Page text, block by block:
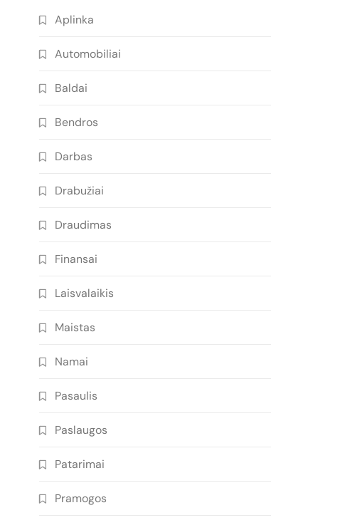
Aplinka
Automobiliai
Baldai
Bendros
Darbas
Drabužiai
Draudimas
Finansai
Laisvalaikis
Maistas
Namai
Pasaulis
Paslaugos
Patarimai
Pramogos